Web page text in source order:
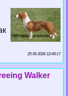
25 06 2026 12:49:17
Walker